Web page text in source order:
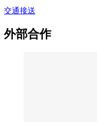
交通接送
外部合作